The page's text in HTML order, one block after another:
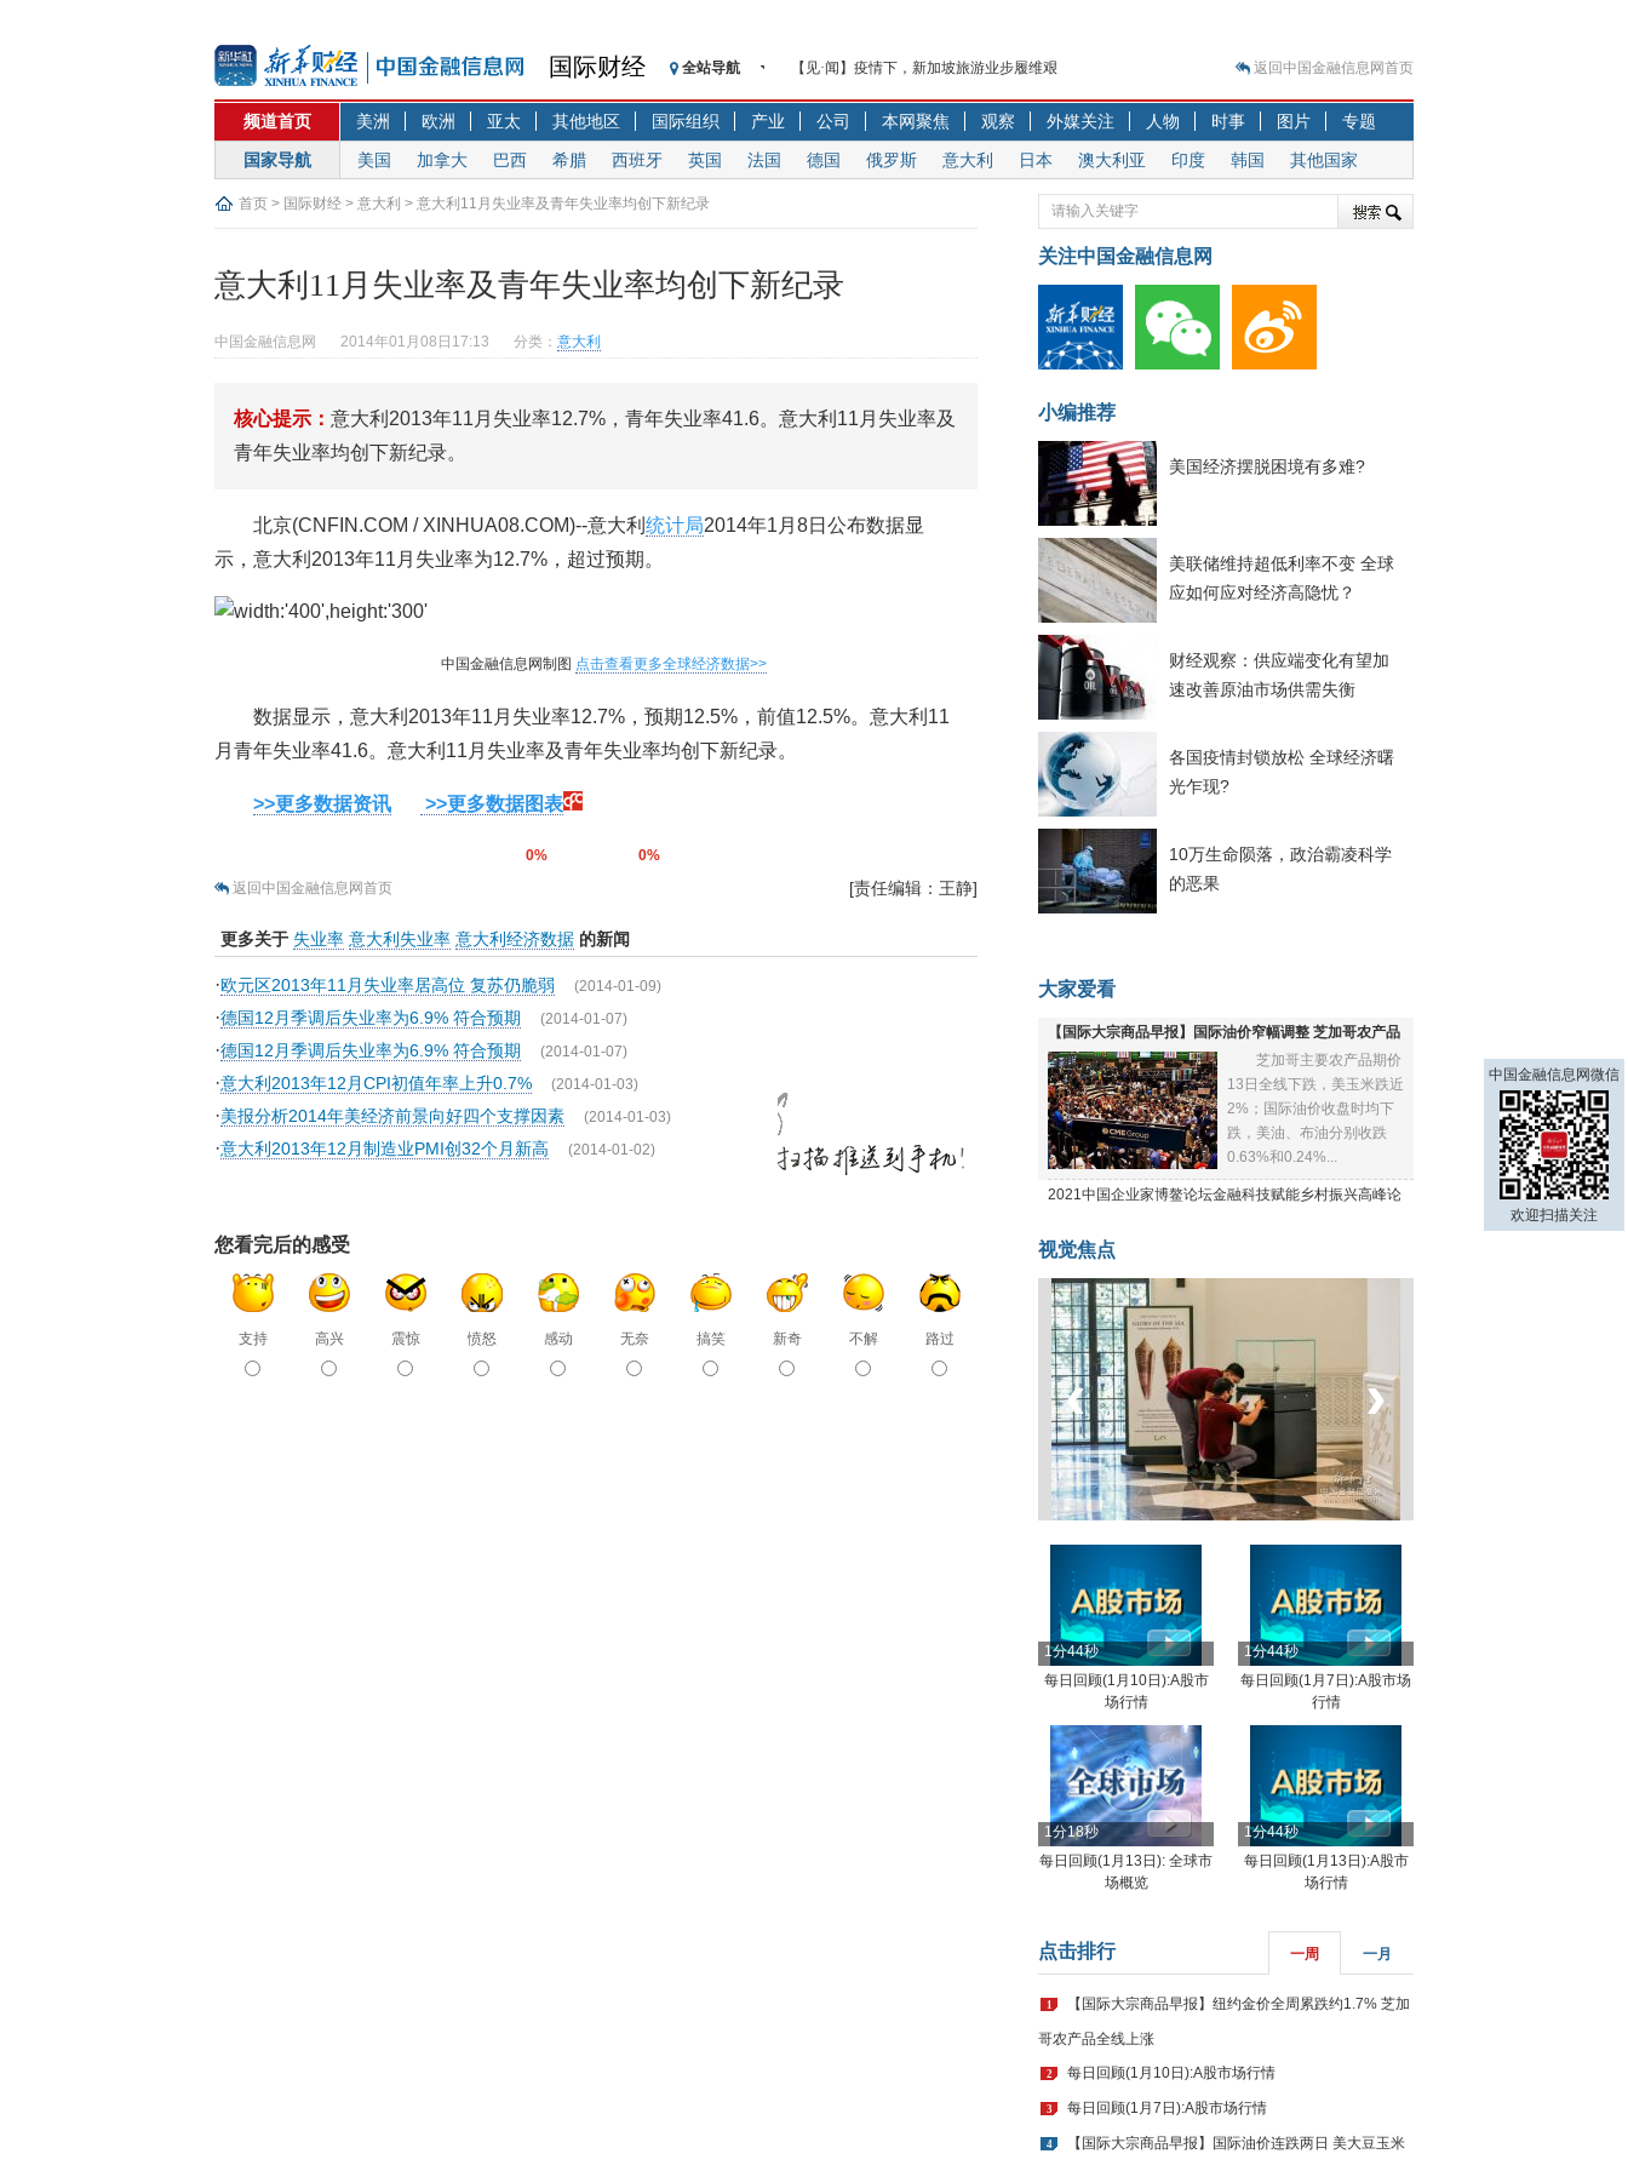
国际财经 全站导航
【见·闻】疫情下，新加坡旅游业步履维艰
记者手记：疫情下的香港零售业如何浴火重生？
【见·闻】疫情下一家香港传统零售商的转型突围之旅
济安金信：中国基金市场数据分析周报（2020. 07.27—2020.07.31）
【新华财经调查】同业存单、结构性存款玩起“跷跷板” 结构性失衡藏
央行公开市场净投放300亿元 短端资金利率明显下行
基本面及股市双轮冲击 债市回调十年期债表现最弱
沥青期货连续两日涨逾3% 沪银及两粕涨势喜人
恒生聚源：北斗收官之星发射成功，全产业链解析
返回中国金融信息网首页
频道首页 美洲 欧洲 亚太 其他地区 国际组织 产业 公司 本网聚焦 观察 外媒关注 人物 时事 图片
专题
国家导航
美国 加拿大 巴西 希腊 西班牙 英国 法国 德国 俄罗斯 意大利 日本 澳大利亚 印度 韩国 其他国家
首页 > 国际财经 > 意大利 > 意大利11月失业率及青年失业率均创下新纪录
意大利11月失业率及青年失业率均创下新纪录
中国金融信息网 2014年01月08日17:13 分类： 意大利
核心提示： 意大利2013年11月失业率12.7%，青年失业率41.6。意大利11月失业率及
青年失业率均创下新纪录。
北京(CNFIN.COM / XINHUA08.COM)--意大利 统计局2014年1月8日公布数据显
示，意大利2013年11月失业率为12.7%，超过预期。
中国金融信息网制图 点击查看更多全球经济数据>>
数据显示，意大利2013年11月失业率12.7%，预期12.5%，前值12.5%。意大利11
月青年失业率41.6。意大利11月失业率及青年失业率均创下新纪录。
>>更多数据资讯 >>更多数据图表
0%
0%
返回中国金融信息网首页
[责任编辑：王静]
更多关于 失业率 意大利失业率 意大利经济数据 的新闻
·欧元区2013年11月失业率居高位 复苏仍脆弱 (2014-01-09)
·德国12月季调后失业率为6.9% 符合预期 (2014-01-07)
·德国12月季调后失业率为6.9% 符合预期 (2014-01-07)
·意大利2013年12月CPI初值年率上升0.7% (2014-01-03)
·美报分析2014年美经济前景向好四个支撑因素 (2014-01-03)
·意大利2013年12月制造业PMI创32个月新高 (2014-01-02)
您看完后的感受
支持 高兴 震惊 愤怒 感动 无奈 搞笑 新奇 不解 路过
关注中国金融信息网
小编推荐
美国经济摆脱困境有多难?
美联储维持超低利率不变 全球
应如何应对经济高隐忧？
财经观察：供应端变化有望加
速改善原油市场供需失衡
各国疫情封锁放松 全球经济曙
光乍现?
10万生命陨落，政治霸凌科学
的恶果
大家爱看
【国际大宗商品早报】国际油价窄幅调整 芝加哥农产品
全线下跌
芝加哥主要农产品期价
13日全线下跌，美玉米跌近
2%；国际油价收盘时均下
跌，美油、布油分别收跌
0.63%和0.24%...
2021中国企业家博鳌论坛金融科技赋能乡村振兴高峰论
视觉焦点
菲律宾：防疫降级
‹ ›
1分44秒
每日回顾(1月10日):A股市
场行情
1分44秒
每日回顾(1月7日):A股市场
行情
1分18秒
每日回顾(1月13日): 全球市
场概览
1分44秒
每日回顾(1月13日):A股市
场行情
点击排行 一周 一月
1 【国际大宗商品早报】纽约金价全周累跌约1.7% 芝加
哥农产品全线上涨
2 每日回顾(1月10日):A股市场行情
3 每日回顾(1月7日):A股市场行情
4 【国际大宗商品早报】国际油价连跌两日 美大豆玉米
中国金融信息网微信
欢迎扫描关注